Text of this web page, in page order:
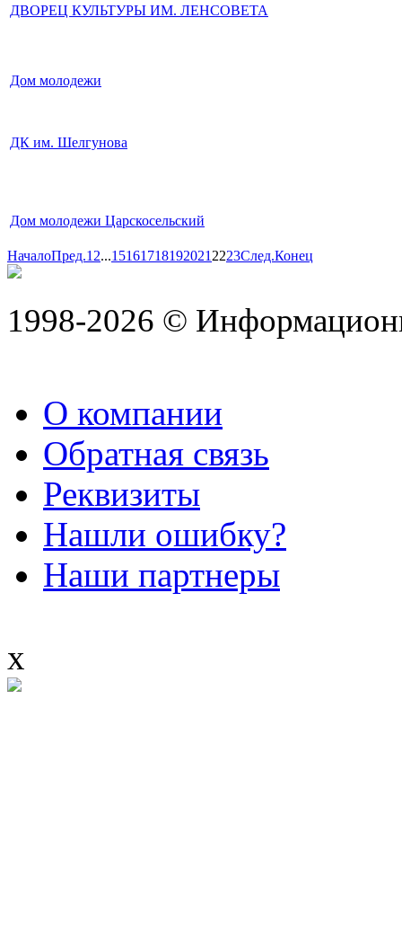
ДВОРЕЦ КУЛЬТУРЫ ИМ. ЛЕНСОВЕТА
Дом молодежи
ДК им. Шелгунова
Дом молодежи Царскосельский
НачалоПред.1 2...15161718192021 2223След.Конец
1998-2026 ©
О компании
Обратная связь
Реквизиты
Нашли ошибку?
Наши партнеры
x